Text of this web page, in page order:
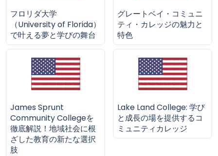
フロリダ大学
（University of Florida）
で叶える夢と学びの舞台
グレートベイ・コミュニ
ティ・カレッジの魅力と
特色
James Sprunt
Community Collegeを
徹底解説！地域社会に根
ざした教育の新たな選択
肢
Lake Land College: 学び
と成長の場を提供するコ
ミュニティカレッジ